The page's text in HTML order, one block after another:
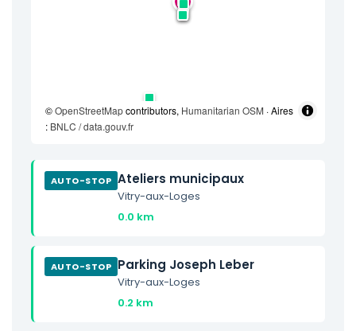
©OpenStreetMapcontributors, Humanitarian OSM · Aires
: BNLC / data.gouv.fr
AUTO-STOP Ateliers municipaux
Vitry-aux-Loges
0.0 km
AUTO-STOP Parking Joseph Leber
Vitry-aux-Loges
0.2 km